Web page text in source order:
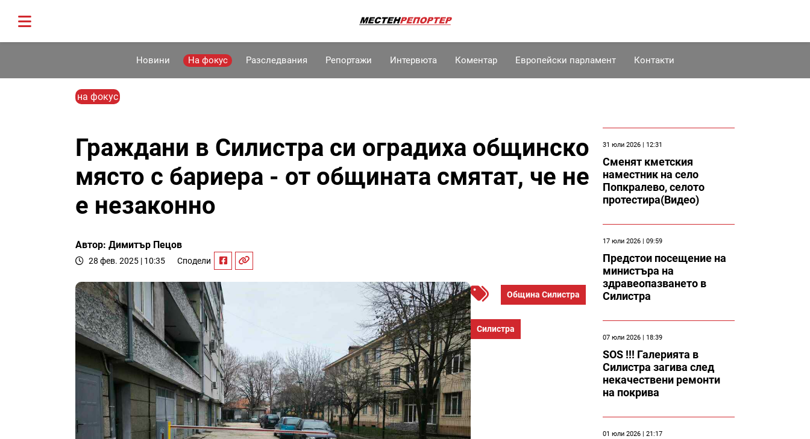
Новини На фокус Разследвания Репортажи Интервюта Коментар Европейски парламент Контакти
на фокус
Граждани в Силистра си оградиха общинско
място с бариера - от общината смятат, че не
е незаконно
Автор: Димитър Пецов
28 фев. 2025 | 10:35 Сподели
Община Силистра
Силистра
31 юли 2026 | 12:31
Сменят кметския
наместник на село
Попкралево, селото
протестира(Видео)
17 юли 2026 | 09:59
Предстои посещение на
министъра на
здравеопазването в
Силистра
07 юли 2026 | 18:39
SOS !!! Галерията в
Силистра загива след
некачествени ремонти
на покрива
01 юли 2026 | 21:17